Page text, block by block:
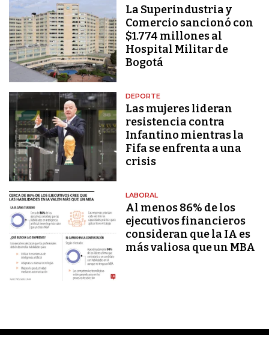
La Superindustria y
Comercio sancionó con
$1.774 millones al
Hospital Militar de
Bogotá
DEPORTE
Las mujeres lideran
resistencia contra
Infantino mientras la
Fifa se enfrenta a una
crisis
LABORAL
Al menos 86% de los
ejecutivos financieros
consideran que la IA es
más valiosa que un MBA